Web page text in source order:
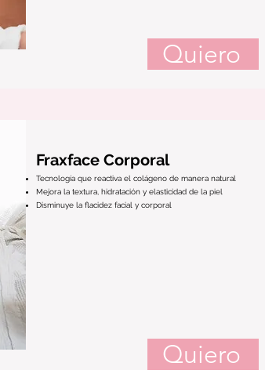
Quiero
Fraxface Corporal
Tecnología que reactiva el colágeno de manera natural
Mejora la textura, hidratación y elasticidad de la piel
Disminuye la flacidez facial y corporal
Quiero